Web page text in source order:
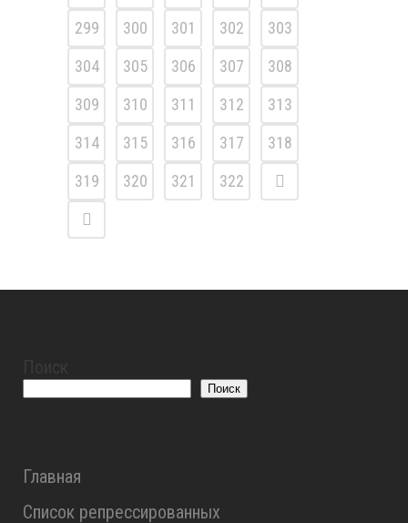
299
300 301 302
303
304
305 306 307
308
309
310 311 312
313
314
315 316 317
318
319
320 321 322
Поиск
Главная
Список репрессированных